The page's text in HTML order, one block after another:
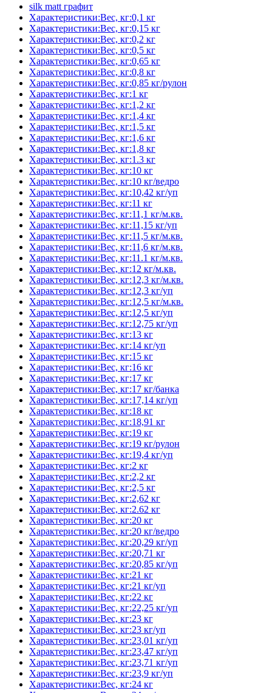
silk matt графит
Характеристики:Вес, кг:0,1 кг
Характеристики:Вес, кг:0,15 кг
Характеристики:Вес, кг:0,2 кг
Характеристики:Вес, кг:0,5 кг
Характеристики:Вес, кг:0,65 кг
Характеристики:Вес, кг:0,8 кг
Характеристики:Вес, кг:0,85 кг/рулон
Характеристики:Вес, кг:1 кг
Характеристики:Вес, кг:1,2 кг
Характеристики:Вес, кг:1,4 кг
Характеристики:Вес, кг:1,5 кг
Характеристики:Вес, кг:1,6 кг
Характеристики:Вес, кг:1,8 кг
Характеристики:Вес, кг:1.3 кг
Характеристики:Вес, кг:10 кг
Характеристики:Вес, кг:10 кг/ведро
Характеристики:Вес, кг:10,42 кг/уп
Характеристики:Вес, кг:11 кг
Характеристики:Вес, кг:11,1 кг/м.кв.
Характеристики:Вес, кг:11,15 кг/уп
Характеристики:Вес, кг:11,5 кг/м.кв.
Характеристики:Вес, кг:11,6 кг/м.кв.
Характеристики:Вес, кг:11.1 кг/м.кв.
Характеристики:Вес, кг:12 кг/м.кв.
Характеристики:Вес, кг:12,3 кг/м.кв.
Характеристики:Вес, кг:12,3 кг/уп
Характеристики:Вес, кг:12,5 кг/м.кв.
Характеристики:Вес, кг:12,5 кг/уп
Характеристики:Вес, кг:12,75 кг/уп
Характеристики:Вес, кг:13 кг
Характеристики:Вес, кг:14 кг/уп
Характеристики:Вес, кг:15 кг
Характеристики:Вес, кг:16 кг
Характеристики:Вес, кг:17 кг
Характеристики:Вес, кг:17 кг/банка
Характеристики:Вес, кг:17,14 кг/уп
Характеристики:Вес, кг:18 кг
Характеристики:Вес, кг:18,91 кг
Характеристики:Вес, кг:19 кг
Характеристики:Вес, кг:19 кг/рулон
Характеристики:Вес, кг:19,4 кг/уп
Характеристики:Вес, кг:2 кг
Характеристики:Вес, кг:2,2 кг
Характеристики:Вес, кг:2,5 кг
Характеристики:Вес, кг:2,62 кг
Характеристики:Вес, кг:2.62 кг
Характеристики:Вес, кг:20 кг
Характеристики:Вес, кг:20 кг/ведро
Характеристики:Вес, кг:20,29 кг/уп
Характеристики:Вес, кг:20,71 кг
Характеристики:Вес, кг:20,85 кг/уп
Характеристики:Вес, кг:21 кг
Характеристики:Вес, кг:21 кг/уп
Характеристики:Вес, кг:22 кг
Характеристики:Вес, кг:22,25 кг/уп
Характеристики:Вес, кг:23 кг
Характеристики:Вес, кг:23 кг/уп
Характеристики:Вес, кг:23,01 кг/уп
Характеристики:Вес, кг:23,47 кг/уп
Характеристики:Вес, кг:23,71 кг/уп
Характеристики:Вес, кг:23,9 кг/уп
Характеристики:Вес, кг:24 кг